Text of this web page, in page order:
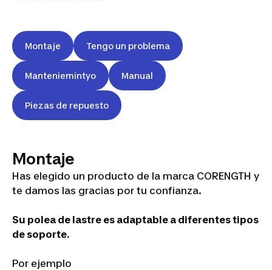
Montaje Tengo un problema
Manteniemintyo Manual
Piezas de repuesto
Montaje
Has elegido un producto de la marca CORENGTH y
te damos las gracias por tu confianza.
Su polea de lastre es adaptable a diferentes tipos
de soporte.
Por ejemplo